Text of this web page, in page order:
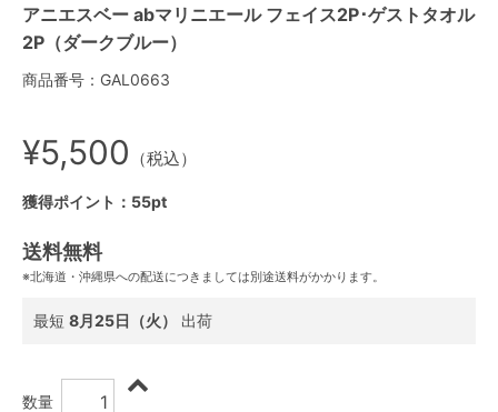
アニエスベー abマリニエール フェイス2P･ゲストタオル
2P（ダークブルー）
商品番号：GAL0663
¥5,500 （税込）
獲得ポイント：55pt
送料無料
※北海道・沖縄県への配送につきましては別途送料がかかります。
最短 8月25日（火） 出荷
数量